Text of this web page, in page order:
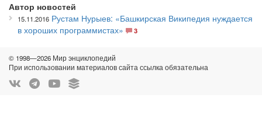
Автор новостей
15.11.2016 Рустам Нурыев: «Башкирская Википедия нуждается
в хороших программистах»
3
© 1998—2026 Мир энциклопедий
При использовании материалов сайта ссылка обязательна